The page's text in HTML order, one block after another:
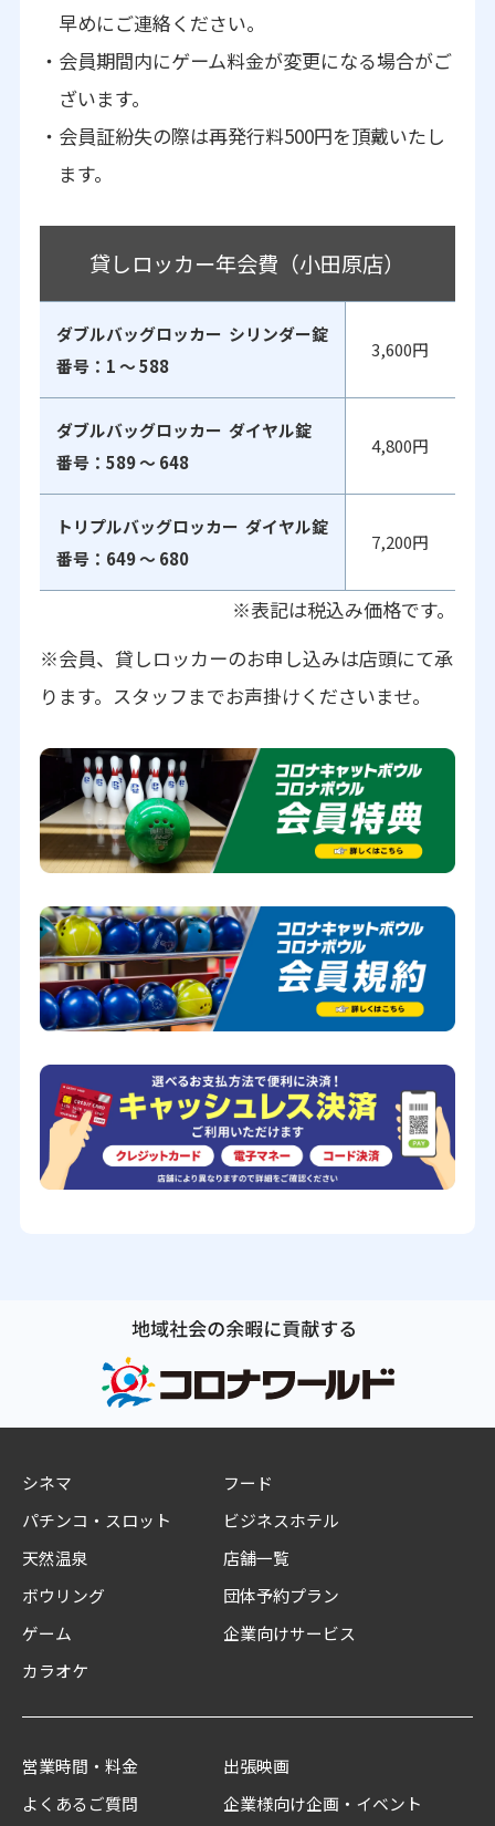
早めにご連絡ください。
会員期間内にゲーム料金が変更になる場合がご
ざいます。
会員証紛失の際は再発行料500円を頂戴いたし
ます。
貸しロッカー年会費（小田原店）
ダブルバッグロッカー シリンダー錠
番号：1 ～ 588
3,600円
ダブルバッグロッカー ダイヤル錠
番号：589 ～ 648
4,800円
トリプルバッグロッカー ダイヤル錠
番号：649 ～ 680
7,200円
※表記は税込み価格です。
※会員、貸しロッカーのお申し込みは店頭にて承
ります。スタッフまでお声掛けくださいませ。
シネマ
パチンコ・スロット
天然温泉
ボウリング
ゲーム
カラオケ
フード
ビジネスホテル
店舗一覧
団体予約プラン
企業向けサービス
営業時間・料金
よくあるご質問
出張映画
企業様向け企画・イベント